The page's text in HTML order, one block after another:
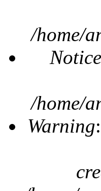
/home/
Notice
/home/
Warning